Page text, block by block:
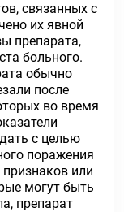
связанных с
их явной
препарата,
больного.
обычно
после
во время
с целью
поражения
или
могут быть
препарат